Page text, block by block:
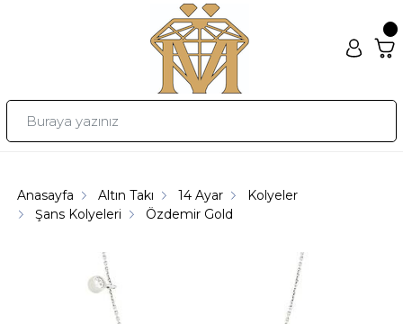
Anasayfa Altın Takı 14 Ayar
Kolyeler
Şans Kolyeleri
Özdemir Gold